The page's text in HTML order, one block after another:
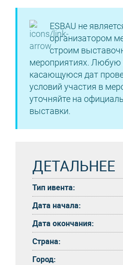
ESBAU не
организатором
строим
мероприятиях.
касающуюся дат
условий участия в
уточняйте на
выставки.
ДЕТАЛЬНЕЕ
Тип ивента:
Дата начала:
Дата окончания:
Страна:
Город: